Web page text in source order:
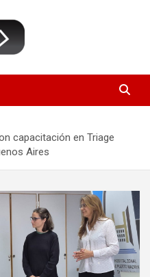
capacitación en Triage
Aires